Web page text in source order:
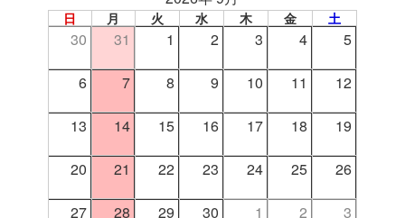
日 月 火 水 木 金 土
30 31 1 2 3 4 5
6 7 8 9 10 11 12
13 14 15 16 17 18 19
20 21 22 23 24 25 26
27 28 29 30 1 2 3